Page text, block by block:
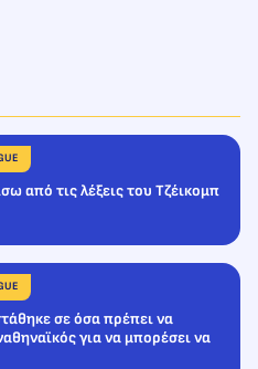
από τις λέξεις του Τζέικομπ
σε όσα πρέπει να
για να μπορέσει να